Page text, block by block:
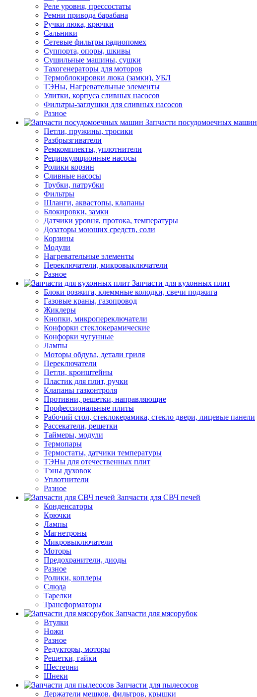
Реле уровня, прессостаты
Ремни привода барабана
Ручки люка, крючки
Сальники
Сетевые фильтры радиопомех
Суппорта, опоры, шкивы
Сушильные машины, сушки
Тахогенераторы для моторов
Термоблокировки люка (замки), УБЛ
ТЭНы, Нагревательные элементы
Улитки, корпуса сливных насосов
Фильтры-заглушки для сливных насосов
Разное
Запчасти посудомоечных машин
Петли, пружины, тросики
Разбрызгиватели
Ремкомплекты, уплотнители
Рециркуляционные насосы
Ролики корзин
Сливные насосы
Трубки, патрубки
Фильтры
Шланги, аквастопы, клапаны
Блокировки, замки
Датчики уровня, протока, температуры
Дозаторы моющих средств, соли
Корзины
Модули
Нагревательные элементы
Переключатели, микровыключатели
Разное
Запчасти для кухонных плит
Блоки розжига, клеммные колодки, свечи поджига
Газовые краны, газопровод
Жиклеры
Кнопки, микропереключатели
Конфорки стеклокерамические
Конфорки чугунные
Лампы
Моторы обдува, детали гриля
Переключатели
Петли, кронштейны
Пластик для плит, ручки
Клапаны газконтроля
Противни, решетки, направляющие
Профессиональные плиты
Рабочий стол, стеклокерамика, стекло двери, лицевые панели
Рассекатели, решетки
Таймеры, модули
Термопары
Термостаты, датчики температуры
ТЭНы для отечественных плит
Тэны духовок
Уплотнители
Разное
Запчасти для СВЧ печей
Конденсаторы
Крючки
Лампы
Магнетроны
Микровыключатели
Моторы
Предохранители, диоды
Разное
Ролики, коплеры
Слюда
Тарелки
Трансформаторы
Запчасти для мясорубок
Втулки
Ножи
Разное
Редукторы, моторы
Решетки, гайки
Шестерни
Шнеки
Запчасти для пылесосов
Держатели мешков, фильтров, крышки